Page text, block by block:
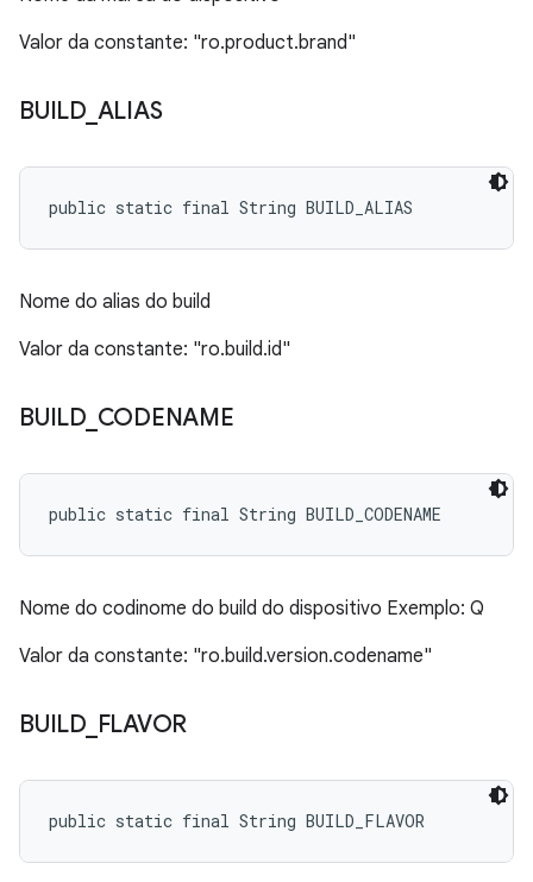
Valor da constante: "ro.product.brand"
BUILD_ ALIAS
public static final String BUILD_ALIAS
Nome do alias do build
Valor da constante: "ro.build.id"
BUILD_ CODENAME
public static final String BUILD_CODENAME
Nome do codinome do build do dispositivo Exemplo: Q
Valor da constante: "ro.build.version.codename"
BUILD_ FLAVOR
public static final String BUILD_FLAVOR